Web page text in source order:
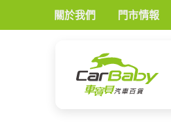
關於我們 門市情報